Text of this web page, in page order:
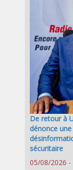
De retour à
dénonce
sécuritaire
05/08/2026 -